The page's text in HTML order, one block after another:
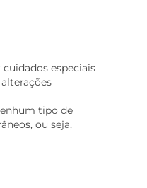
especiais
tipo de
ou seja,